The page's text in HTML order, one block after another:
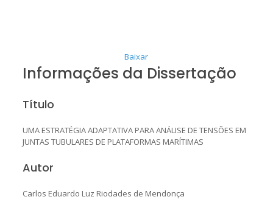
Baixar
Informações da Dissertação
Título
UMA ESTRATÉGIA ADAPTATIVA PARA ANÁLISE DE TENSÕES EM
JUNTAS TUBULARES DE PLATAFORMAS MARÍTIMAS
Autor
Carlos Eduardo Luz Riodades de Mendonça